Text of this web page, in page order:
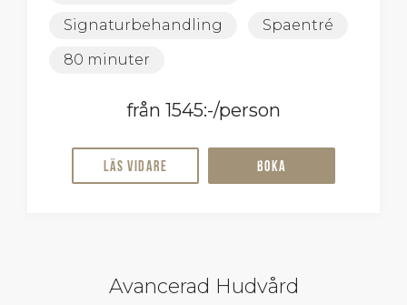
Signaturbehandling
Spaentré
80 minuter
från 1545:-/person
Läs vidare Boka
Avancerad Hudvård